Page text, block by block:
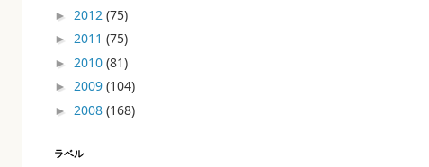
► 2012 (75)
► 2011 (75)
► 2010 (81)
► 2009 (104)
► 2008 (168)
ラベル